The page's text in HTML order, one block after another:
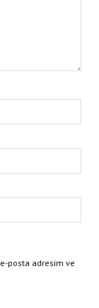
posta adresim ve